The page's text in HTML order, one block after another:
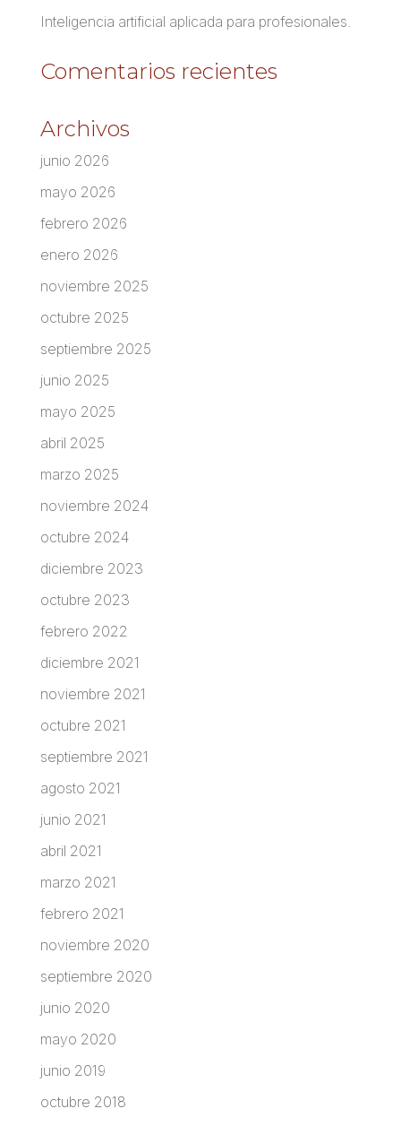
Inteligencia artificial aplicada para profesionales.
Comentarios recientes
Archivos
junio 2026
mayo 2026
febrero 2026
enero 2026
noviembre 2025
octubre 2025
septiembre 2025
junio 2025
mayo 2025
abril 2025
marzo 2025
noviembre 2024
octubre 2024
diciembre 2023
octubre 2023
febrero 2022
diciembre 2021
noviembre 2021
octubre 2021
septiembre 2021
agosto 2021
junio 2021
abril 2021
marzo 2021
febrero 2021
noviembre 2020
septiembre 2020
junio 2020
mayo 2020
junio 2019
octubre 2018